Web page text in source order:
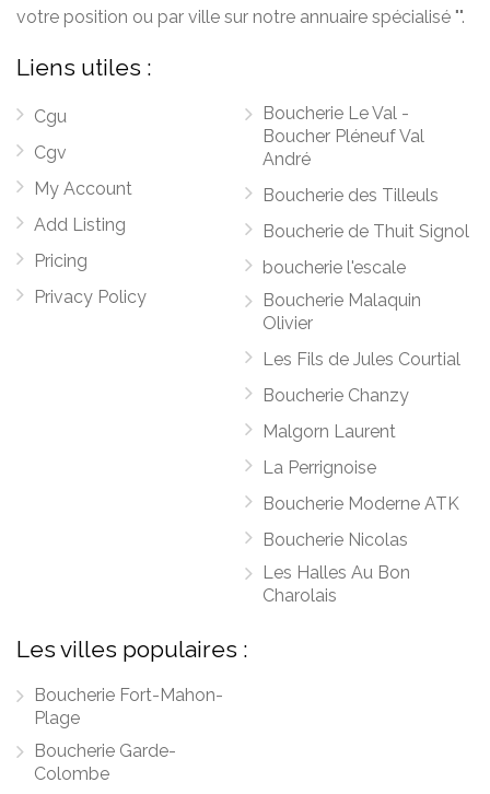
votre position ou par ville sur notre annuaire spécialisé "".
Liens utiles :
Cgu
Cgv
My Account
Add Listing
Pricing
Privacy Policy
Boucherie Le Val -
Boucher Pléneuf Val
André
Boucherie des Tilleuls
Boucherie de Thuit Signol
boucherie l'escale
Boucherie Malaquin
Olivier
Les Fils de Jules Courtial
Boucherie Chanzy
Malgorn Laurent
La Perrignoise
Boucherie Moderne ATK
Boucherie Nicolas
Les Halles Au Bon
Charolais
Les villes populaires :
Boucherie Fort-Mahon-
Plage
Boucherie Garde-
Colombe